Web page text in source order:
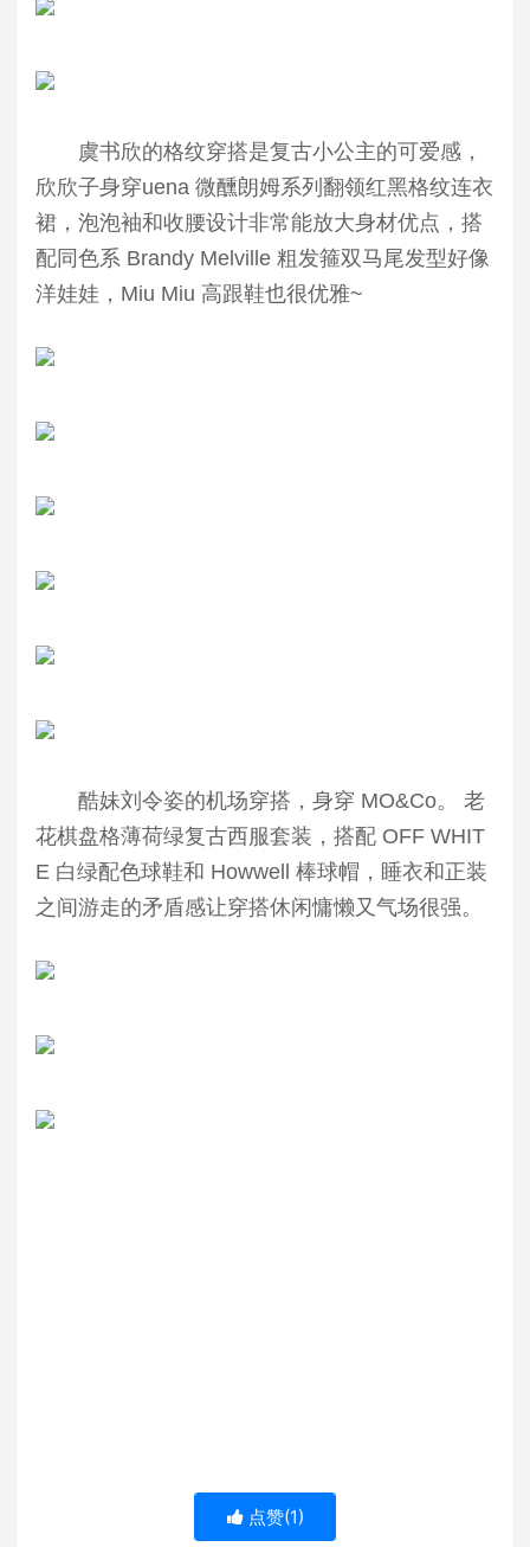
虞书欣的格纹穿搭是复古小公主的可爱感，
欣欣子身穿uena 微醺朗姆系列翻领红黑格纹连衣
裙，泡泡袖和收腰设计非常能放大身材优点，搭
配同色系 Brandy Melville 粗发箍双马尾发型好像
洋娃娃，Miu Miu 高跟鞋也很优雅~
酷妹刘令姿的机场穿搭，身穿 MO&Co。 老
花棋盘格薄荷绿复古西服套装，搭配 OFF WHIT
E 白绿配色球鞋和 Howwell 棒球帽，睡衣和正装
之间游走的矛盾感让穿搭休闲慵懒又气场很强。
点赞(1)